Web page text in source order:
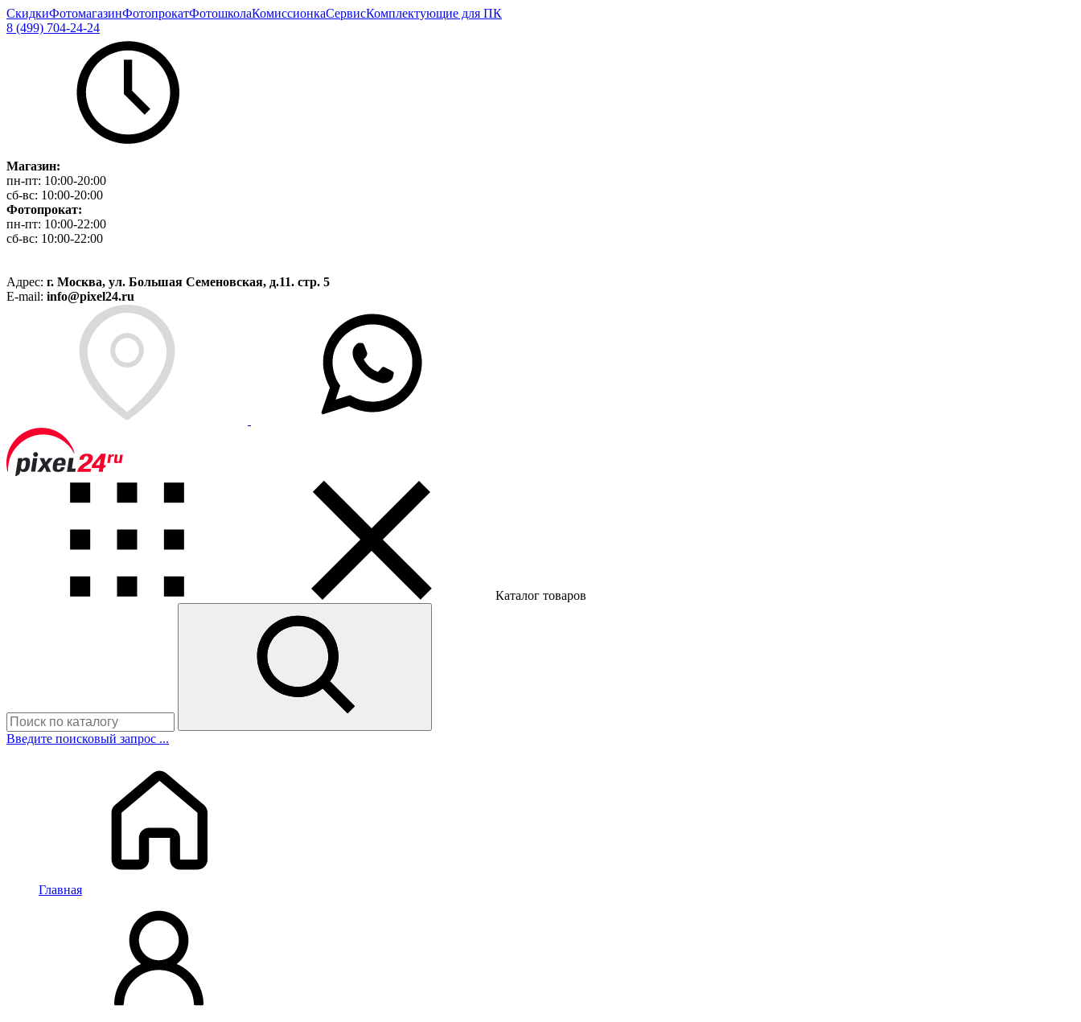
СкидкиФотомагазинФотопрокатФотошколаКомиссионкаСервисКомплектующие для ПК
8 (499) 704-24-24
Магазин:
пн-пт: 10:00-20:00
сб-вс: 10:00-20:00
Фотопрокат:
пн-пт: 10:00-22:00
сб-вс: 10:00-22:00
Адрес: г. Москва, ул. Большая Семеновская, д.11. стр. 5
E-mail: info@pixel24.ru
Каталог товаров
Введите поисковый запрос ...
Главная